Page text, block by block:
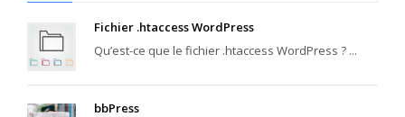
Fichier .htaccess WordPress
Qu’est-ce que le fichier .htaccess WordPress ? ...
bbPress